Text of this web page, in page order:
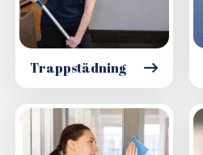
Trappstädning